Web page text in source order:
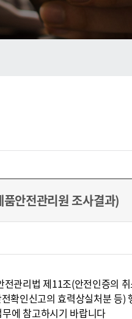
안전관리원 조사결과)
관리법 제11조(안전인증의
확인신고의 효력상실처분 등)
에 참고하시기 바랍니다